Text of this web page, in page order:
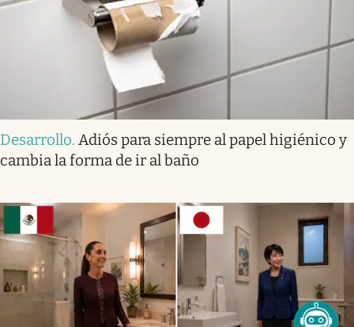
Desarrollo. Adiós para siempre al papel higiénico y
cambia la forma de ir al baño